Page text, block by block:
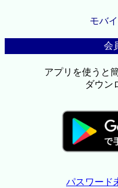
モバ
会
アプリを使うと
ダウン
パスワード